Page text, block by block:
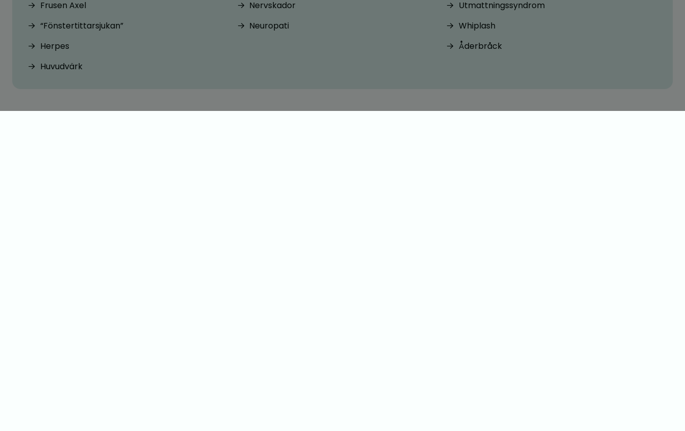
Frusen Axel
“Fönstertittarsjukan”
Herpes
Huvudvärk
Nervskador
Neuropati
Utmattningssyndrom
Whiplash
Åderbråck